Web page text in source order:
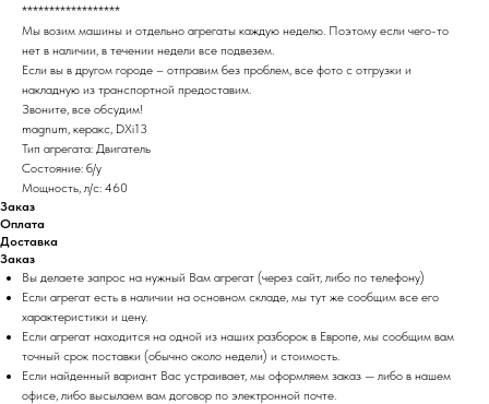
******************
Мы возим машины и отдельно агрегаты каждую неделю. Поэтому если чего-то
нет в наличии, в течении недели все подвезем.
Если вы в другом городе – отправим без проблем, все фото с отгрузки и
накладную из транспортной предоставим.
Звоните, все обсудим!
magnum, керакс, DXi13
Тип агрегата: Двигатель
Состояние: б/у
Мощность, л/с: 460
Заказ
Оплата
Доставка
Заказ
Вы делаете запрос на нужный Вам агрегат (через сайт, либо по телефону)
Если агрегат есть в наличии на основном складе, мы тут же сообщим все его
характеристики и цену.
Если агрегат находится на одной из наших разборок в Европе, мы сообщим вам
точный срок поставки (обычно около недели) и стоимость.
Если найденный вариант Вас устраивает, мы оформляем заказ — либо в нашем
офисе, либо высылаем вам договор по электронной почте.